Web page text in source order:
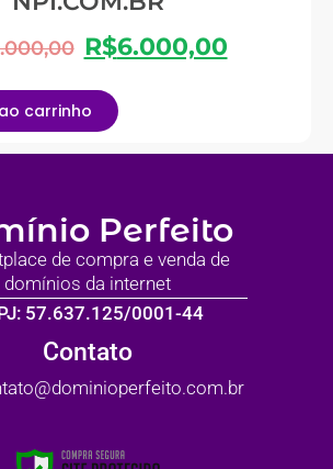
R$6.000,00
carrinho
Perfeito
de compra e venda de
domínios da internet
57.637.125/0001-44
Contato